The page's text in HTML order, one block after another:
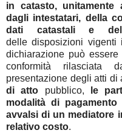
in catasto, unitamente
dagli intestatari, della
dati catastali e
delle disposizioni vigenti
dichiarazione può
conformità
presentazione degli atti di
di atto pubblico,
le
modalità di
avvalsi di un mediatore
relativo costo.